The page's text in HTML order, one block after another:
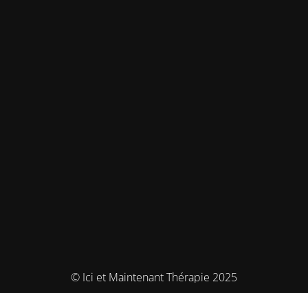
© Ici et Maintenant Thérapie 2025